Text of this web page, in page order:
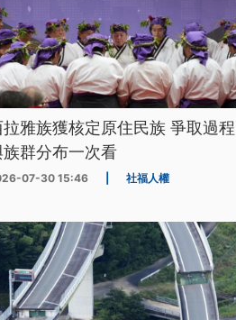
拉雅族獲核定原住民族 爭取過程
族群分布一次看
07-30 15:46 社福人權